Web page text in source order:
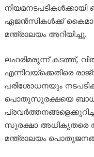
ഏജൻസികൾക്ക്
മന്ത്രാലയം അറിയിച്ചു.
ലഹരിമരുന്ന് കടത്ത്,
എന്നിവയ്‌ക്കെതിരെ
പരിശോധനയും
പൊതുസുരക്ഷയെ
സുരക്ഷാ അധികൃതരെ
മന്ത്രാലയം